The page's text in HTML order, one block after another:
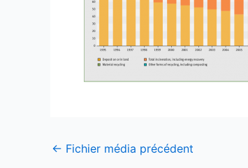
← Fichier média précédent